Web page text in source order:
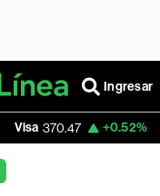
Ingresar
+0.52%